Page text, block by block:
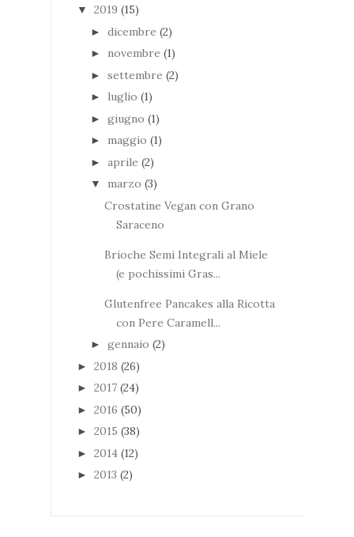
▼ 2019 (15)
► dicembre (2)
► novembre (1)
► settembre (2)
► luglio (1)
► giugno (1)
► maggio (1)
► aprile (2)
▼ marzo (3)
Crostatine Vegan con Grano
Saraceno
Brioche Semi Integrali al Miele
(e pochissimi Gras...
Glutenfree Pancakes alla Ricotta
con Pere Caramell...
► gennaio (2)
► 2018 (26)
► 2017 (24)
► 2016 (50)
► 2015 (38)
► 2014 (12)
► 2013 (2)